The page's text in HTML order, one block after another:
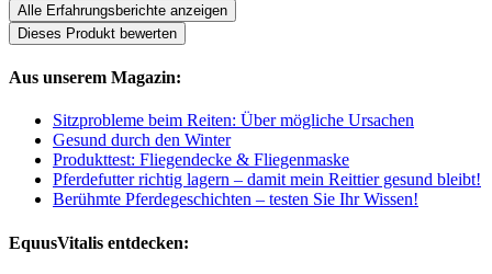
Alle Erfahrungsberichte anzeigen
Dieses Produkt bewerten
Aus unserem Magazin:
Sitzprobleme beim Reiten: Über mögliche Ursachen
Gesund durch den Winter
Produkttest: Fliegendecke & Fliegenmaske
Pferdefutter richtig lagern – damit mein Reittier gesund bleibt!
Berühmte Pferdegeschichten – testen Sie Ihr Wissen!
EquusVitalis entdecken: